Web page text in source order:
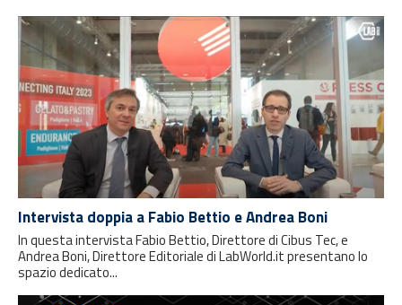
Intervista doppia a Fabio Bettio e Andrea Boni
In questa intervista Fabio Bettio, Direttore di Cibus Tec, e
Andrea Boni, Direttore Editoriale di LabWorld.it presentano lo
spazio dedicato...